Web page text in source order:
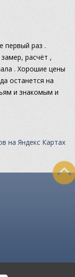
первый раз .
расчёт ,
. Хорошие цены
останется на
и знакомым и
на Яндекс Картах